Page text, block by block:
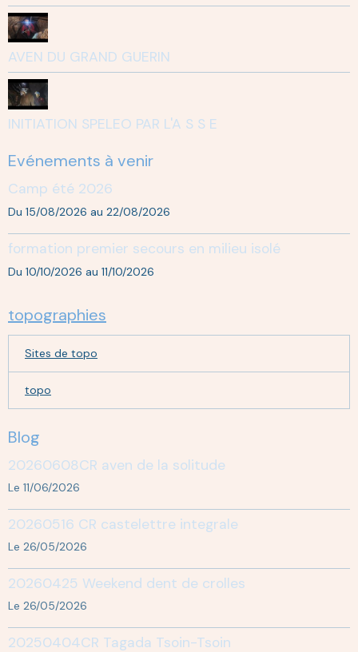
AVEN DU GRAND GUERIN
INITIATION SPELEO PAR L'A S S E
Evénements à venir
Camp été 2026
Du 15/08/2026 au 22/08/2026
formation premier secours en milieu isolé
Du 10/10/2026 au 11/10/2026
topographies
Sites de topo
topo
Blog
20260608CR aven de la solitude
Le 11/06/2026
20260516 CR castelettre integrale
Le 26/05/2026
20260425 Weekend dent de crolles
Le 26/05/2026
20250404CR Tagada Tsoin-Tsoin